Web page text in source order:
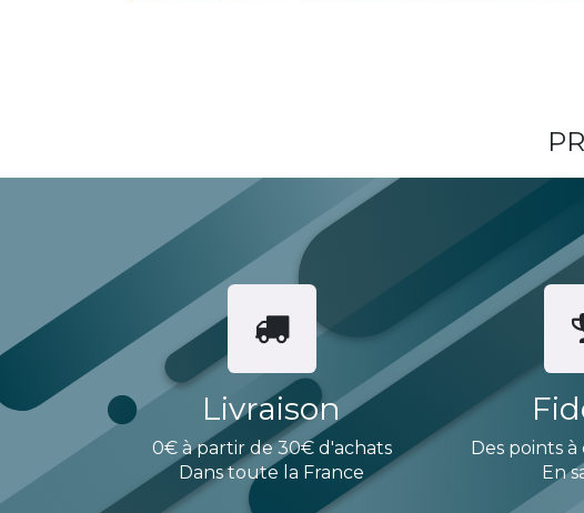
Livraison
0€ à partir de 30€ d'achats
Dans toute la France
Des points
En